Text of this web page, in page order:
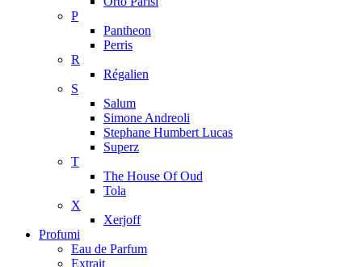
P
Pantheon
Perris
R
Régalien
S
Salum
Simone Andreoli
Stephane Humbert Lucas
Superz
T
The House Of Oud
Tola
X
Xerjoff
Profumi
Eau de Parfum
Extrait